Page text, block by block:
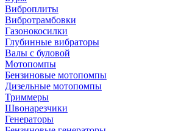
Виброплиты
Вибротрамбовки
Газонокосилки
Глубинные вибраторы
Валы с буловой
Мотопомпы
Бензиновые мотопомпы
Дизельные мотопомпы
Триммеры
Швонарезчики
Генераторы